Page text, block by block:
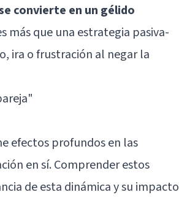
convierte en un gélido
más que una estrategia pasiva-
ira o frustración al negar la
efectos profundos en las
en sí. Comprender estos
de esta dinámica y su impacto